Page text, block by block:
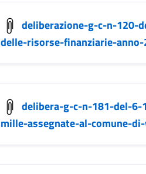
deliberazione-g-c-n-120-
delle-risorse-finanziarie-
delibera-g-c-n-181-del-
mille-assegnate-al-comune-